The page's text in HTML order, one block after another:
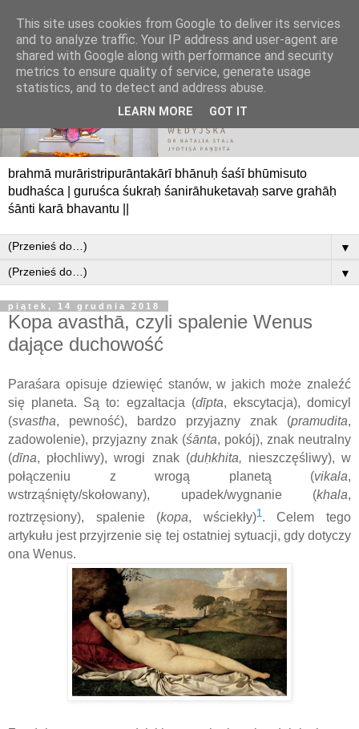
brahmā murāristripurāntakārī bhānuḥ śaśī bhūmisuto
budhaśca | guruśca śukraḥ śanirāhuketavaḥ sarve grahāḥ
śānti karā bhavantu ||
▼
▼
piątek, 14 grudnia 2018
Kopa avasthā, czyli spalenie Wenus
dające duchowość
Paraśara opisuje dziewięć stanów, w jakich może znaleźć
się planeta. Są to: egzaltacja (dīpta, ekscytacja), domicyl
(svastha, pewność), bardzo przyjazny znak (pramudita,
zadowolenie), przyjazny znak (śānta, pokój), znak neutralny
(dīna, płochliwy), wrogi znak (duḥkhita, nieszczęśliwy), w
połączeniu z wrogą planetą (vikala,
wstrząśnięty/skołowany), upadek/wygnanie (khala,
roztrzęsiony), spalenie (kopa, wściekły)1. Celem tego
artykułu jest przyjrzenie się tej ostatniej sytuacji, gdy dotyczy
ona Wenus.
This site uses cookies from Google to deliver its services
and to analyze traffic. Your IP address and user-agent are
shared with Google along with performance and security
metrics to ensure quality of service, generate usage
statistics, and to detect and address abuse.
LEARN MORE GOT IT